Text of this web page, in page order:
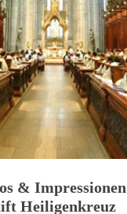
& Impressionen
Heiligenkreuz